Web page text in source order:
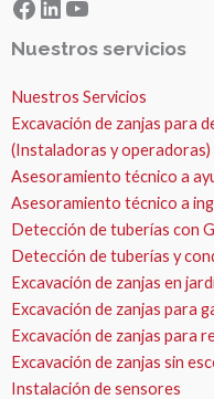
Nuestros servicios
Nuestros Servicios
Excavación de zanjas para
(Instaladoras y operadoras)
Asesoramiento técnico a
Asesoramiento técnico a
Detección de tuberías con
Detección de tuberías y
Excavación de zanjas en
Excavación de zanjas para
Excavación de zanjas para
Excavación de zanjas sin
Instalación de sensores